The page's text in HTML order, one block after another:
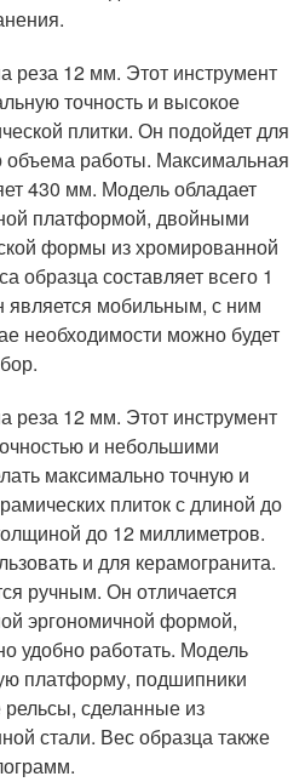
реза 12 мм. Этот инструмент
точность и высокое
плитки. Он подойдет для
работы. Максимальная
430 мм. Модель обладает
платформой, двойными
формы из хромированной
образца составляет всего 1
является мобильным, с ним
необходимости можно будет
реза 12 мм. Этот инструмент
и небольшими
максимально точную и
плиток с длиной до
до 12 миллиметров.
и для керамогранита.
ручным. Он отличается
эргономичной формой,
удобно работать. Модель
платформу, подшипники
сделанные из
стали. Вес образца также